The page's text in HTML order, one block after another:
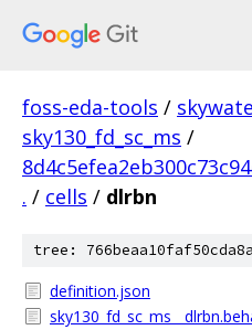
foss-eda-tools /
sky130_fd_sc_ms /
. / cells / dlrbn
tree:
definition.json